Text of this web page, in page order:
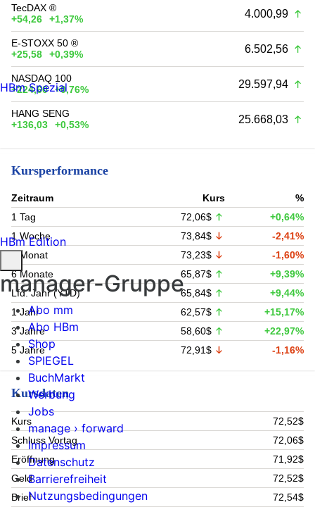
TecDAX ®
+54,26
+1,37% 4.000,99
E-STOXX 50 ®
+25,58
+0,39% 6.502,56
NASDAQ 100
+224,60
+0,76% 29.597,94
HANG SENG
+136,03
+0,53% 25.668,03
Kursperformance
Zeitraum Kurs
%
1 Tag
72,06$
+0,64%
1 Woche
73,84$
-2,41%
1 Monat
73,23$
-1,60%
6 Monate
65,87$
+9,39%
Lfd. Jahr (YTD)
65,84$
+9,44%
1 Jahr
62,57$
+15,17%
3 Jahre
58,60$
+22,97%
5 Jahre
72,91$ -1,16%
Kursdaten
Kurs
72,52$
Schluss Vortag
72,06$
Eröffnung
71,92$
Geld
72,52$
Brief
72,54$
HBm Spezial
HBm Edition
manager-Gruppe
Abo mm
Abo HBm
Shop
SPIEGEL
BuchMarkt
Werbung
Jobs
manage › forward
Impressum
Datenschutz
Barrierefreiheit
Nutzungsbedingungen